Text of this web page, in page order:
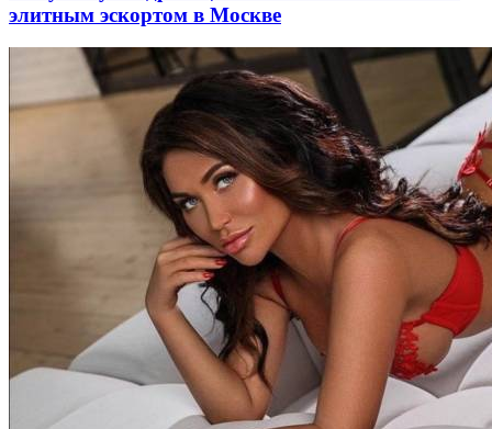
элитным эскортом в Москве